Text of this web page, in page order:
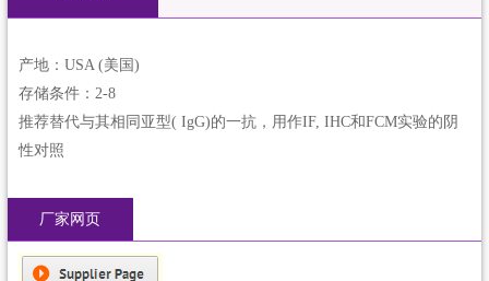
产地：USA (美国)
存储条件：2-8
推荐替代与其相同亚型( IgG)的一抗，用作IF, IHC和FCM实验的阴
性对照
厂家网页